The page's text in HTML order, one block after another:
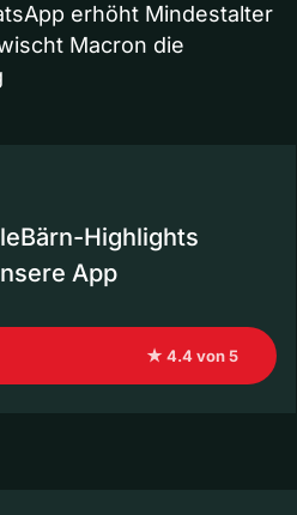
erhöht Mindestalter
Macron die
Highlights
App
★ 4.4 von 5